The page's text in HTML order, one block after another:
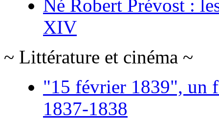
Né Robert Prévost :
XIV
~ Littérature et cinéma ~
"15 février 1839", un
1837-1838